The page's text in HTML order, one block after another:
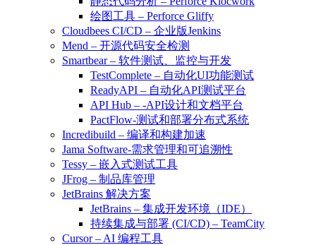
绘图工具 – Perforce Gliffy
Cloudbees CI/CD – 企业版Jenkins
Mend – 开源代码安全检测
Smartbear – 软件测试、监控与开发
TestComplete – 自动化UI功能测试
ReadyAPI – 自动化API测试平台
API Hub – -API设计和文档平台
PactFlow-测试和部署分布式系统
Incredibuild – 编译和构建加速
Jama Software-需求管理和可追溯性
Tessy – 嵌入式测试工具
JFrog – 制品库管理
JetBrains 解决方案
JetBrains – 集成开发环境（IDE）
持续集成与部署 (CI/CD) – TeamCity
Cursor – AI 编程工具